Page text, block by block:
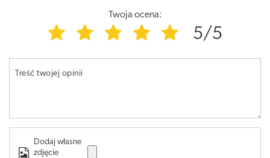
Twoja ocena:
5/5
Treść twojej opinii
Dodaj własne
zdjęcie